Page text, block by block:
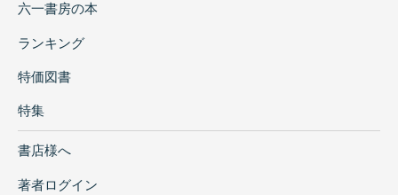
六一書房の本
ランキング
特価図書
特集
書店様へ
著者ログイン